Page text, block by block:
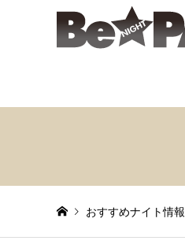
おすすめナイト情報